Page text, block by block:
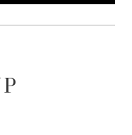
すみ ※5:角層